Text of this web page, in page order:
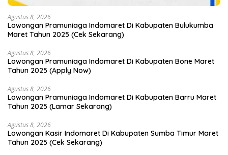
Agustus 8, 2026
Lowongan Pramuniaga Indomaret Di Kabupaten Bulukumba
Maret Tahun 2025 (Cek Sekarang)
Agustus 8, 2026
Lowongan Pramuniaga Indomaret Di Kabupaten Bone Maret
Tahun 2025 (Apply Now)
Agustus 8, 2026
Lowongan Pramuniaga Indomaret Di Kabupaten Barru Maret
Tahun 2025 (Lamar Sekarang)
Agustus 8, 2026
Lowongan Kasir Indomaret Di Kabupaten Sumba Timur Maret
Tahun 2025 (Cek Sekarang)